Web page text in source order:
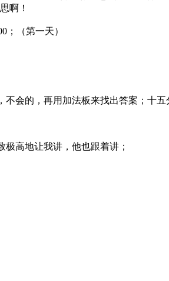
啊！
；（第一天）
会的，再用加法板来找出答案；十五
高地让我讲，他也跟着讲；